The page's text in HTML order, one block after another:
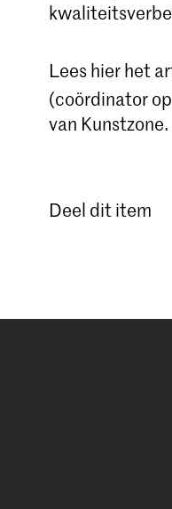
Lees hier het
(coördinator
van Kunstzone.
Deel dit item